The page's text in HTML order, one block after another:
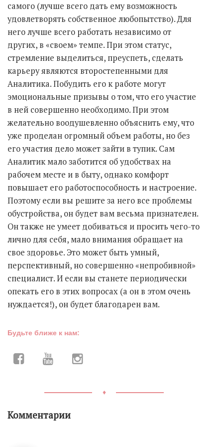
самого (лучше всего дать ему возможность
удовлетворять собственное любопытство). Для
него лучше всего работать независимо от
других, в «своем» темпе. При этом статус,
стремление выделиться, преуспеть, сделать
карьеру являются второстепенными для
Аналитика. Побудить его к работе могут
эмоциональные призывы о том, что его участие
в ней совершенно необходимо. При этом
желательно воодушевленно объяснить ему, что
уже проделан огромный объем работы, но без
его участия дело может зайти в тупик. Сам
Аналитик мало заботится об удобствах на
рабочем месте и в быту, однако комфорт
повышает его работоспособность и настроение.
Поэтому если вы решите за него все проблемы
обустройства, он будет вам весьма признателен.
Он также не умеет добиваться и просить чего-то
лично для себя, мало внимания обращает на
свое здоровье. Это может быть умный,
перспективный, но совершенно «непробивной»
специалист. И если вы станете периодически
опекать его в этих вопросах (а он в этом очень
нуждается!), он будет благодарен вам.
Будьте ближе к нам:
♦
Комментарии